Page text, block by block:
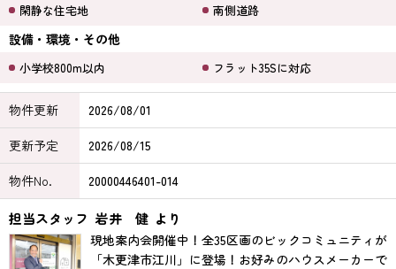
閑静な住宅地
南側道路
設備・環境・その他
小学校800m以内 フラット35Sに対応
物件更新
2026/08/01
更新予定
2026/08/15
物件No.
20000446401-014
担当スタッフ 岩井 健 より
現地案内会開催中！全35区画のビックコミュニティが
「木更津市江川」に登場！お好みのハウスメーカーで